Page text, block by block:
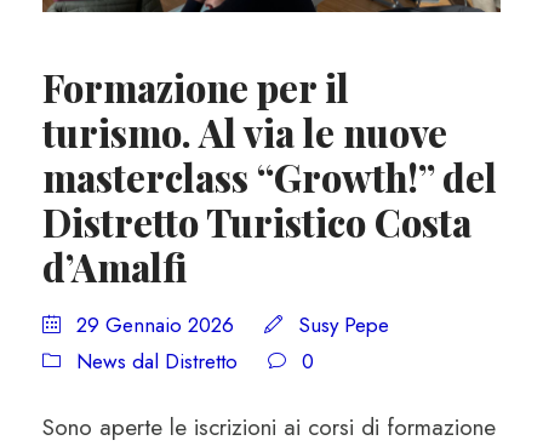
Formazione per il
turismo. Al via le nuove
masterclass “Growth!” del
Distretto Turistico Costa
d’Amalfi
29 Gennaio 2026
Susy Pepe
News dal Distretto
0
Sono aperte le iscrizioni ai corsi di formazione